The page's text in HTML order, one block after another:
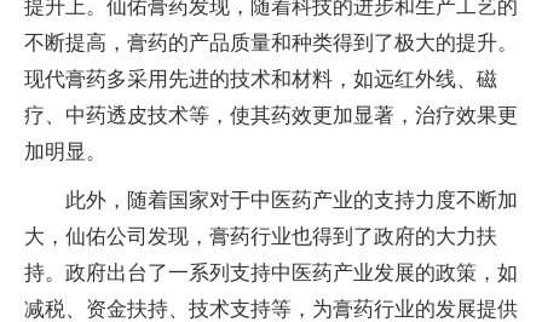
提升上。仙佑膏药发现，随着科技的进步和生产工艺的
不断提高， 膏药的产品质量和种类得到了极大的提升。
现代膏药多采用先进的技术和材料，如远红外线、磁
疗、中药透皮技术等，使其药效更加显著， 治疗效果更
加明显。
此外，随着国家对于中医药产业的支持力度不断加
大，仙佑公司发现， 膏药行业也得到了政府的大力扶
持。 政府出台了一系列支持中医药产业发展的政策，如
减税、资金扶持、技术支持等，为膏药行业的发展提供